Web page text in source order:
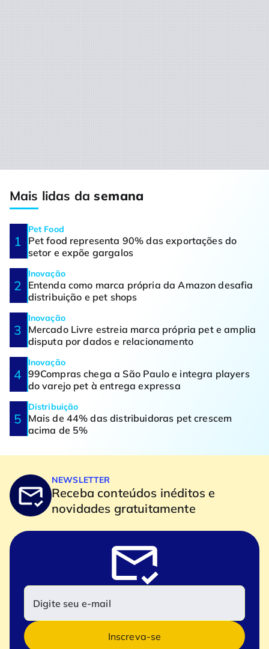
Mais lidas dasemana
Pet Food
Pet food representa 90% das exportações do
setor e expõe gargalos
Inovação
Entenda como marca própria da Amazon desafia
distribuição e pet shops
Inovação
Mercado Livre estreia marca própria pet e amplia
disputa por dados e relacionamento
Inovação
99Compras chega a São Paulo e integra players
do varejo pet à entrega expressa
Distribuição
Mais de 44% das distribuidoras pet crescem
acima de 5%
NEWSLETTER
Receba conteúdos inéditos e
novidades gratuitamente
Inscreva-se